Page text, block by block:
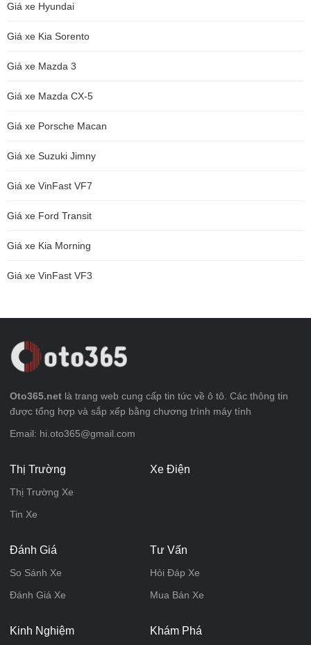
Giá xe Hyundai
Giá xe Kia Sorento
Giá xe Mazda 3
Giá xe Mazda CX-5
Giá xe Porsche Macan
Giá xe Suzuki Jimny
Giá xe VinFast VF7
Giá xe Ford Transit
Giá xe Kia Morning
Giá xe VinFast VF3
Oto365.net là trang web cung cấp tin tức về ô tô. Các thông tin
được tổng hợp và sắp xếp bằng chương trình máy tính
Email: hi.oto365@gmail.com
Thị Trường
Thị Trường Xe
Tin Xe
Xe Điện
Đánh Giá
So Sánh Xe
Đánh Giá Xe
Tư Vấn
Hỏi Đáp Xe
Mua Bán Xe
Kinh Nghiệm Khám Phá